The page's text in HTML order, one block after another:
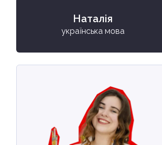
Наталія
українська мова